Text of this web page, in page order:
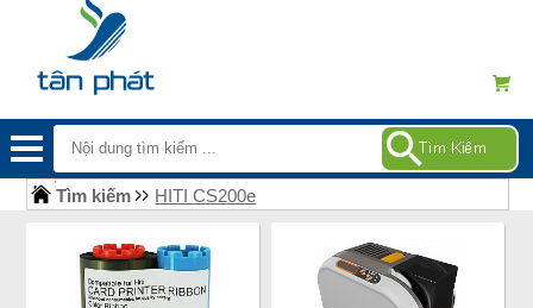
Tìm kiếm HITI CS200e